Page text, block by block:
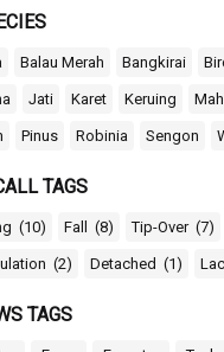
Balau Merah Bangkirai
Jati Karet Keruing
Pinus Robinia Sengon
TAGS
(10) Fall (8) Tip-Over (7)
(2) Detached (1)
TAGS